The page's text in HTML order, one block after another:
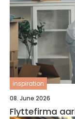
inspiration
08. June 2026
Flyttefirma